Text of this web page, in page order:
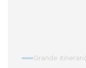
Grande